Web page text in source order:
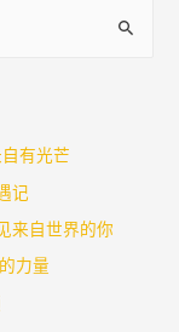
有光芒
记
来自世界的你
力量